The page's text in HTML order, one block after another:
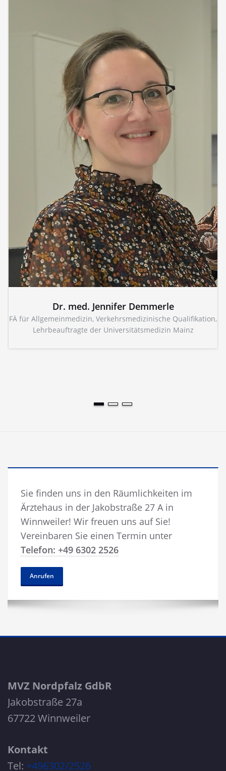
Dr. med. Jennifer Demmerle
FÄ für Allgemeinmedizin, Verkehrsmedizinische Qualifikation,
Lehrbeauftragte der Universitätsmedizin Mainz
Sie finden uns in den Räumlichkeiten im
Ärztehaus in der Jakobstraße 27 A in
Winnweiler! Wir freuen uns auf Sie!
Vereinbaren Sie einen Termin unter
Telefon: +49 6302 2526
Anrufen
MVZ Nordpfalz GdbR
Jakobstraße 27a
67722 Winnweiler
Kontakt
Tel: +496302/2526